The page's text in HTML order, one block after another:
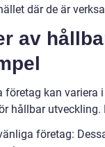
där de är
av
företag kan
hållbar utveckling.
företag: